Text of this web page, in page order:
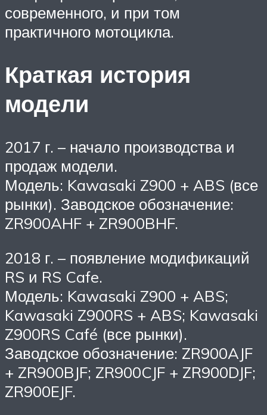
современного, и при том
практичного мотоцикла.
Краткая история
модели
2017 г. – начало производства и
продаж модели.
Модель: Kawasaki Z900 + ABS (все
рынки). Заводское обозначение:
ZR900AHF + ZR900BHF.
2018 г. – появление модификаций
RS и RS Cafe.
Модель: Kawasaki Z900 + ABS;
Kawasaki Z900RS + ABS; Kawasaki
Z900RS Café (все рынки).
Заводское обозначение: ZR900AJF
+ ZR900BJF; ZR900CJF + ZR900DJF;
ZR900EJF.